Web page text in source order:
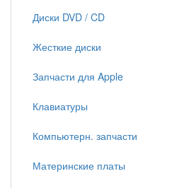
Диски DVD / CD
Жесткие диски
Запчасти для Apple
Клавиатуры
Компьютерн. запчасти
Материнские платы